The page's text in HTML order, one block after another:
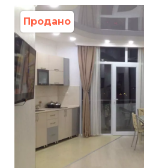
Продано